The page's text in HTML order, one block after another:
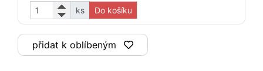
ks Do košíku
přidat k oblíbeným